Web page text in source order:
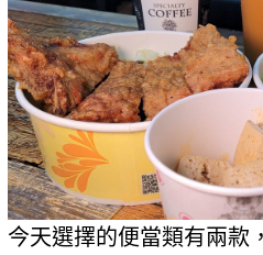
今天選擇的便當類有兩款